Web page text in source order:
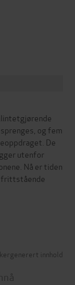
og fem
De
utenfor
Nå er tiden
frittstående
innhold